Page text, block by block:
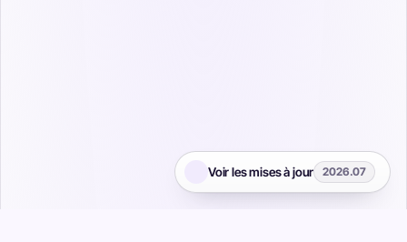
Voir les mises à jour 2026.07